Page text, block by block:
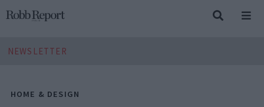
NEWSLETTER
HOME & DESIGN